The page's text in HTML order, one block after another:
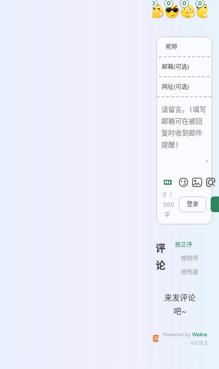
0 0 0 0
昵称
邮箱(可选)
网址(可选)
0 /
300
字
登录
评
论
按正序
按倒序
按热度
来发评论
吧~
订阅本文评论 订阅本站
Powered by Waline
v3.15.2